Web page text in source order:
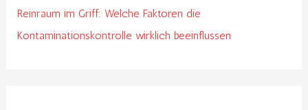
Reinraum im Griff: Welche Faktoren die
Kontaminationskontrolle wirklich beeinflussen